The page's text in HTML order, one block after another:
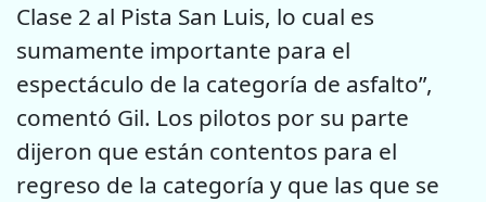
Clase 2 al Pista San Luis, lo cual es
sumamente importante para el
espectáculo de la categoría de asfalto”,
comentó Gil. Los pilotos por su parte
dijeron que están contentos para el
regreso de la categoría y que las que se